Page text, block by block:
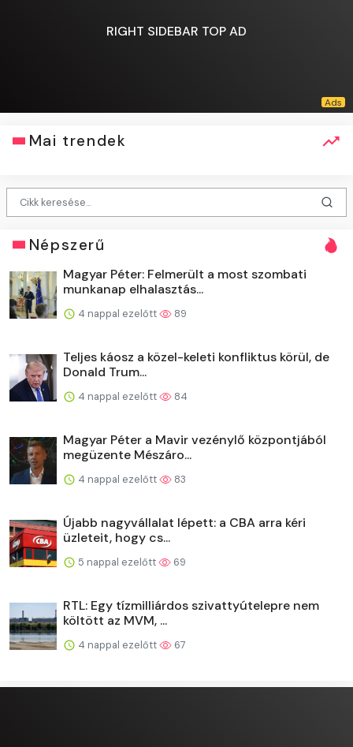
RIGHT SIDEBAR TOP AD
Mai trendek
Népszerű
Magyar Péter: Felmerült a most szombati
munkanap elhalasztás...
4 nappal ezelőtt 89
Teljes káosz a közel-keleti konfliktus körül, de
Donald Trum...
4 nappal ezelőtt 84
Magyar Péter a Mavir vezénylő központjából
megüzente Mészáro...
4 nappal ezelőtt 83
Újabb nagyvállalat lépett: a CBA arra kéri
üzleteit, hogy cs...
5 nappal ezelőtt 69
RTL: Egy tízmilliárdos szivattyútelepre nem
költött az MVM, ...
4 nappal ezelőtt 67